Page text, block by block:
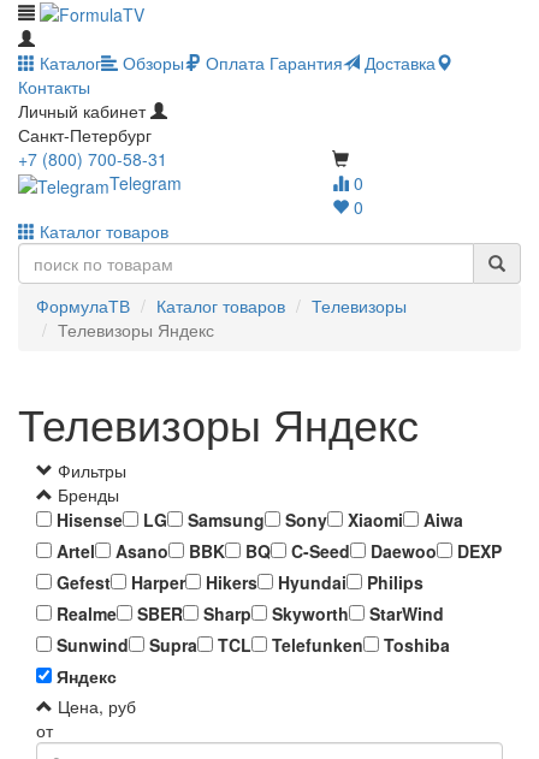
Каталог Обзоры Оплата Гарантия
Доставка
Контакты
Личный кабинет
Санкт-Петербург
0
0
+7 (800) 700-58-31
Telegram
Каталог товаров
ФормулаТВ Каталог товаров
Телевизоры
Телевизоры Яндекс
Телевизоры Яндекс
Фильтры
Бренды
Hisense
LG Samsung Sony Xiaomi
Aiwa
Artel
Asano BBK BQ C-Seed Daewoo
DEXP
Gefest
Harper Hikers Hyundai
Philips
Realme
SBER Sharp Skyworth
StarWind
Sunwind
Supra TCL Telefunken
Toshiba
Яндекс
Цена, руб
от